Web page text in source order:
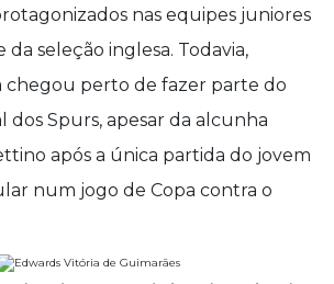
nas equipes juniores
seleção inglesa. Todavia,
chegou perto de fazer parte do
Spurs, apesar da alcunha
após a única partida do jovem
num jogo de Copa contra o